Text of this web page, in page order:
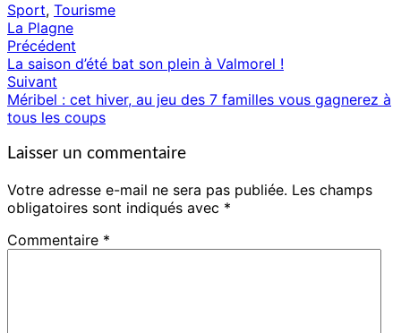
Sport, Tourisme
La Plagne
Navigation
d'article
Précédent
La saison d’été bat son plein à Valmorel !
Suivant
Méribel : cet hiver, au jeu des 7 familles vous gagnerez à
tous les coups
Laisser un commentaire
Votre adresse e-mail ne sera pas publiée. Les champs
obligatoires sont indiqués avec *
Commentaire *